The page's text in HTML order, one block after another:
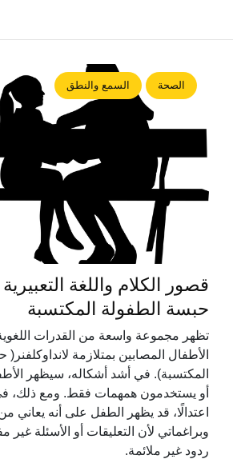
الصحة السمع والنطق
قصور الكلام واللغة
حبسة الطفولة المكتسبة
تظهر مجموعة واسعة من القدرات اللغوية
الأطفال المصابين بمتلازمة
المكتسبة). في أشد أشكاله، سيظهر
أو يستخدمون همهمات فقط. ومع ذلك،
اعتدالًا، قد يظهر الطفل على أنه يعاني
وبراغماتي لأن التعليقات أو الأسئلة غير
ردود غير ملائمة.